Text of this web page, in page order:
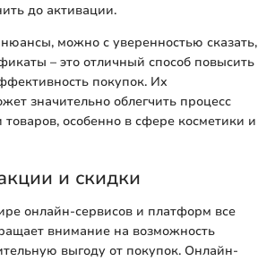
до активации.
можно с уверенностью сказать,
– это отличный способ повысить
покупок. Их
значительно облегчить процесс
особенно в сфере косметики и
и скидки
онлайн-сервисов и платформ все
внимание на возможность
выгоду от покупок. Онлайн-